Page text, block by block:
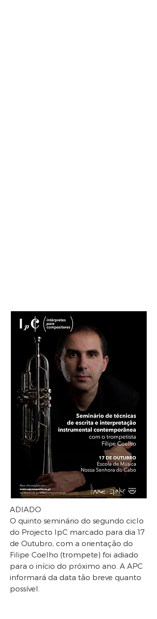
ADIADO
O quinto seminário do segundo ciclo
do Projecto IpC marcado para dia 17
de Outubro, com a orientação do
Filipe Coelho (trompete) foi adiado
para o início do próximo ano. A APC
informará da data tão breve quanto
possível.